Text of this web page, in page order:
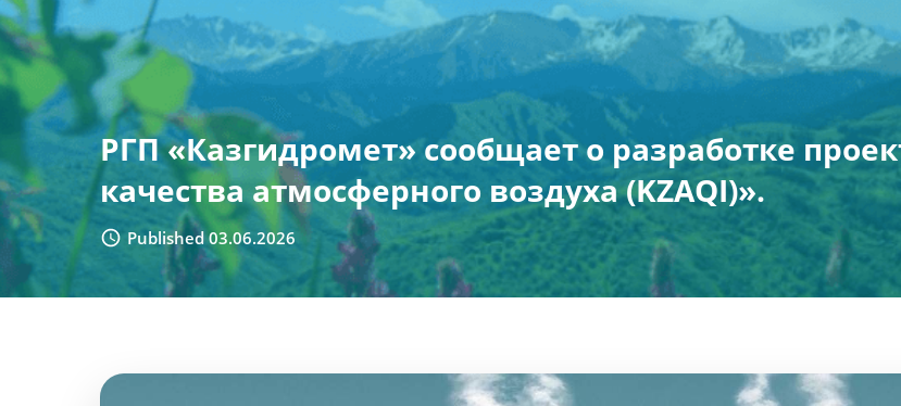
РГП «Казгидромет» сообщает о разработке
качества атмосферного воздуха (KZAQI)».
Published 03.06.2026